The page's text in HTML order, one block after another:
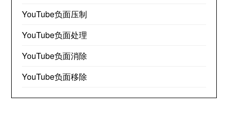
YouTube负面压制
YouTube负面处理
YouTube负面消除
YouTube负面移除